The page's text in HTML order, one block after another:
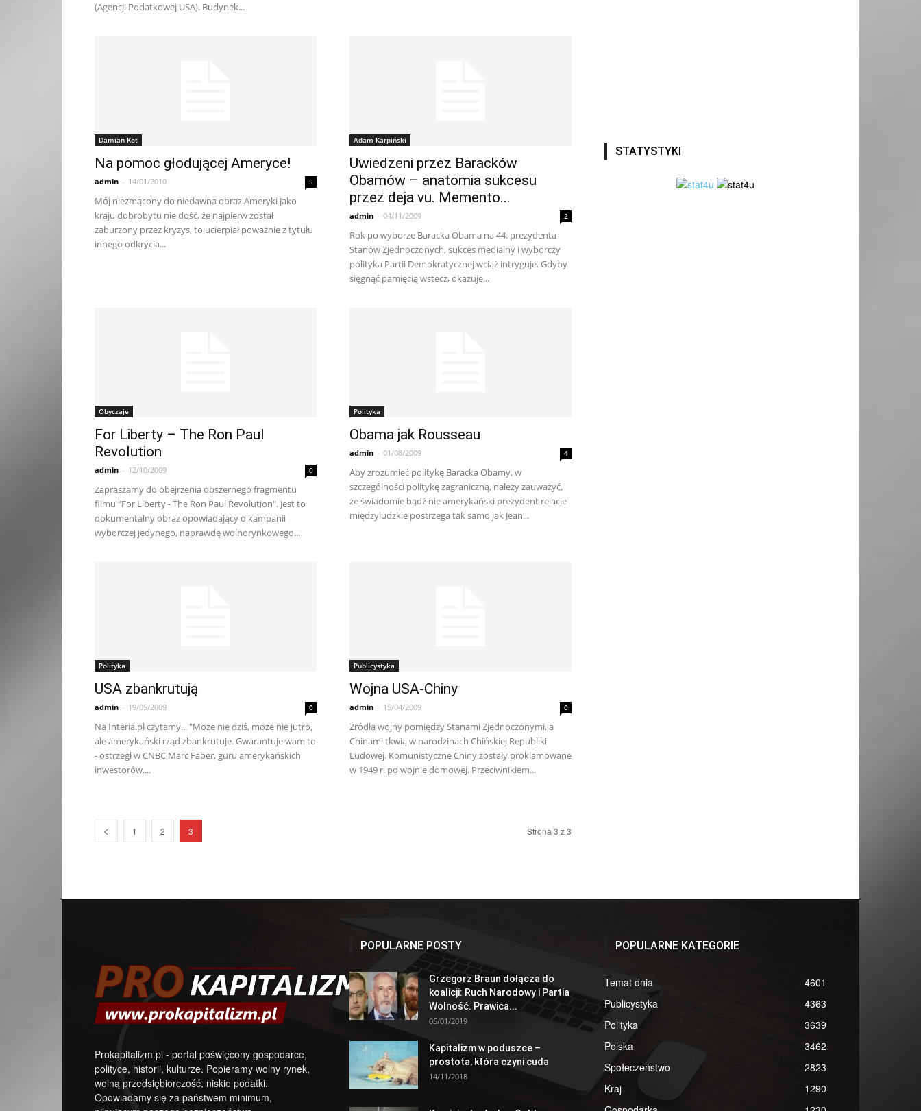
(Agencji Podatkowej USA). Budynek...
Damian Kot
Na pomoc głodującej Ameryce!
admin - 14/01/2010 5
Mój niezmącony do niedawna obraz Ameryki jako
kraju dobrobytu nie dość, że najpierw został
zaburzony przez kryzys, to ucierpiał poważnie z tytułu
innego odkrycia...
Adam Karpiński
Uwiedzeni przez Baracków
Obamów – anatomia sukcesu
przez deja vu. Memento...
admin - 04/11/2009 2
Rok po wyborze Baracka Obama na 44. prezydenta
Stanów Zjednoczonych, sukces medialny i wyborczy
polityka Partii Demokratycznej wciąż intryguje. Gdyby
sięgnąć pamięcią wstecz, okazuje...
Obyczaje
For Liberty – The Ron Paul
Revolution
admin - 12/10/2009 0
Zapraszamy do obejrzenia obszernego fragmentu
filmu "For Liberty - The Ron Paul Revolution". Jest to
dokumentalny obraz opowiadający o kampanii
wyborczej jedynego, naprawdę wolnorynkowego...
Polityka
Obama jak Rousseau
admin - 01/08/2009 4
Aby zrozumieć politykę Baracka Obamy, w
szczególności politykę zagraniczną, należy zauważyć,
że świadomie bądź nie amerykański prezydent relacje
międzyludzkie postrzega tak samo jak Jean...
Polityka
USA zbankrutują
admin - 19/05/2009 0
Na Interia.pl czytamy... "Może nie dziś, może nie jutro,
ale amerykański rząd zbankrutuje. Gwarantuje wam to
- ostrzegł w CNBC Marc Faber, guru amerykańskich
inwestorów....
Publicystyka
Wojna USA-Chiny
admin - 15/04/2009 0
Źródła wojny pomiędzy Stanami Zjednoczonymi, a
Chinami tkwią w narodzinach Chińskiej Republiki
Ludowej. Komunistyczne Chiny zostały proklamowane
w 1949 r. po wojnie domowej. Przeciwnikiem...
1 2 3 Strona 3 z 3
STATYSTYKI
Prokapitalizm.pl - portal poświęcony gospodarce,
polityce, historii, kulturze. Popieramy wolny rynek,
wolną przedsiębiorczość, niskie podatki.
Opowiadamy się za państwem minimum,
POPULARNE POSTY
Grzegorz Braun dołącza do
koalicji: Ruch Narodowy i Partia
Wolność. Prawica...
05/01/2019
Kapitalizm w poduszce –
prostota, która czyni cuda
14/11/2018
POPULARNE KATEGORIE
Temat dnia
4601
Publicystyka
4363
Polityka
3639
Polska
3462
Społeczeństwo
2823
Kraj
1290